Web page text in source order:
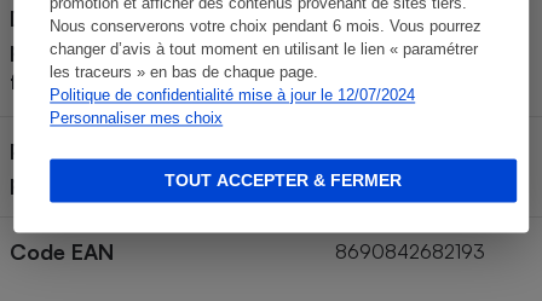
Nous conserverons votre choix pendant 6 mois. Vous pourrez
changer d’avis à tout moment en utilisant le lien « paramétrer
les traceurs » en bas de chaque page.
Politique de confidentialité mise à jour le 12/07/2024
Personnaliser mes choix
TOUT ACCEPTER & FERMER
Durée de disponibilité des
pièces (déclarée par le
fabricant)
12 ans
Pays de fabrication (déclaré
par le fabricant)
Roumanie
Code EAN 8690842682193